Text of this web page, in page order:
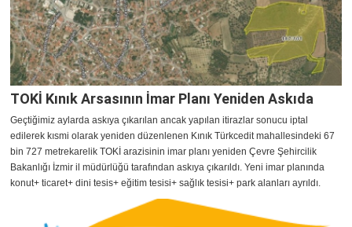
TOKİ Kınık Arsasının İmar Planı Yeniden Askıda
Geçtiğimiz aylarda askıya çıkarılan ancak yapılan itirazlar sonucu iptal
edilerek kısmi olarak yeniden düzenlenen Kınık Türkcedit mahallesindeki 67
bin 727 metrekarelik TOKİ arazisinin imar planı yeniden Çevre Şehircilik
Bakanlığı İzmir il müdürlüğü tarafından askıya çıkarıldı. Yeni imar planında
konut+ ticaret+ dini tesis+ eğitim tesisi+ sağlık tesisi+ park alanları ayrıldı.